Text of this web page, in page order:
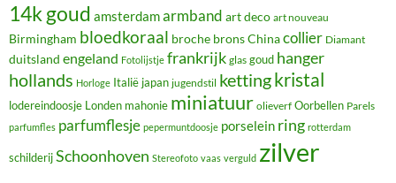
14k goud amsterdamarmband art deco art nouveau
Birmingham bloedkoraal broche bronsChinacollier Diamant
duitsland engeland Fotolijstje frankrijk glas goud hanger
hollands Horloge Italië japan jugendstil kettingkristal
lodereindoosje Londen mahonie miniatuur olieverf Oorbellen Parels
parfumfles parfumflesje pepermuntdoosje porselein ring rotterdam
schilderijSchoonhoven Stereofoto vaas verguld zilver